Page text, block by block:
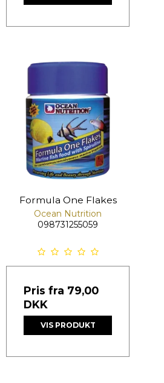
Formula One Flakes
Ocean Nutrition
098731255059
Pris fra 79,00
DKK
VIS PRODUKT